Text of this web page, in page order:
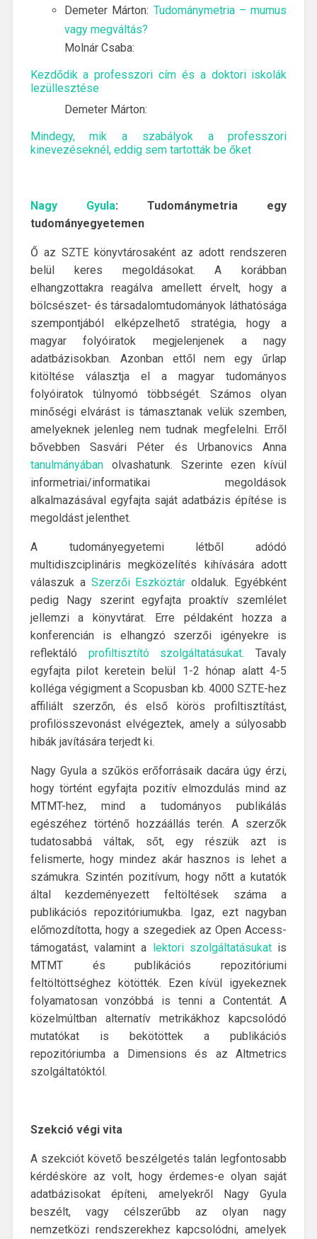
Demeter Márton: Tudománymetria – mumus
vagy megváltás?
Molnár Csaba:
Kezdődik a professzori cím és a doktori iskolák
lezüllesztése
Demeter Márton:
Mindegy, mik a szabályok a professzori
kinevezéseknél, eddig sem tartották be őket
Nagy Gyula: Tudománymetria egy
tudományegyetemen
Ő az SZTE könyvtárosaként az adott rendszeren
belül keres megoldásokat. A korábban
elhangzottakra reagálva amellett érvelt, hogy a
bölcsészet- és társadalomtudományok láthatósága
szempontjából elképzelhető stratégia, hogy a
magyar folyóiratok megjelenjenek a nagy
adatbázisokban. Azonban ettől nem egy űrlap
kitöltése választja el a magyar tudományos
folyóiratok túlnyomó többségét. Számos olyan
minőségi elvárást is támasztanak velük szemben,
amelyeknek jelenleg nem tudnak megfelelni. Erről
bővebben Sasvári Péter és Urbanovics Anna
tanulmányábanolvashatunk. Szerinte ezen kívül
informetriai/informatikai megoldások
alkalmazásával egyfajta saját adatbázis építése is
megoldást jelenthet.
A tudományegyetemi létből adódó
multidiszciplináris megközelítés kihívására adott
válaszuk a Szerzői Eszköztár oldaluk. Egyébként
pedig Nagy szerint egyfajta proaktív szemlélet
jellemzi a könyvtárat. Erre példaként hozza a
konferencián is elhangzó szerzői igényekre is
reflektáló profiltisztító szolgáltatásukat. Tavaly
egyfajta pilot keretein belül 1-2 hónap alatt 4-5
kolléga végigment a Scopusban kb. 4000 SZTE-hez
affiliált szerzőn, és első körös profiltisztítást,
profilösszevonást elvégeztek, amely a súlyosabb
hibák javítására terjedt ki.
Nagy Gyula a szűkös erőforrásaik dacára úgy érzi,
hogy történt egyfajta pozitív elmozdulás mind az
MTMT-hez, mind a tudományos publikálás
egészéhez történő hozzáállás terén. A szerzők
tudatosabbá váltak, sőt, egy részük azt is
felismerte, hogy mindez akár hasznos is lehet a
számukra. Szintén pozitívum, hogy nőtt a kutatók
által kezdeményezett feltöltések száma a
publikációs repozitóriumukba. Igaz, ezt nagyban
előmozdította, hogy a szegediek az Open Access-
támogatást, valamint a lektori szolgáltatásukat is
MTMT és publikációs repozitóriumi
feltöltöttséghez kötötték. Ezen kívül igyekeznek
folyamatosan vonzóbbá is tenni a Contentát. A
közelmúltban alternatív metrikákhoz kapcsolódó
mutatókat is bekötöttek a publikációs
repozitóriumba a Dimensions és az Altmetrics
szolgáltatóktól.
Szekció végi vita
A szekciót követő beszélgetés talán legfontosabb
kérdésköre az volt, hogy érdemes-e olyan saját
adatbázisokat építeni, amelyekről Nagy Gyula
beszélt, vagy célszerűbb az olyan nagy
nemzetközi rendszerekhez kapcsolódni, amelyek